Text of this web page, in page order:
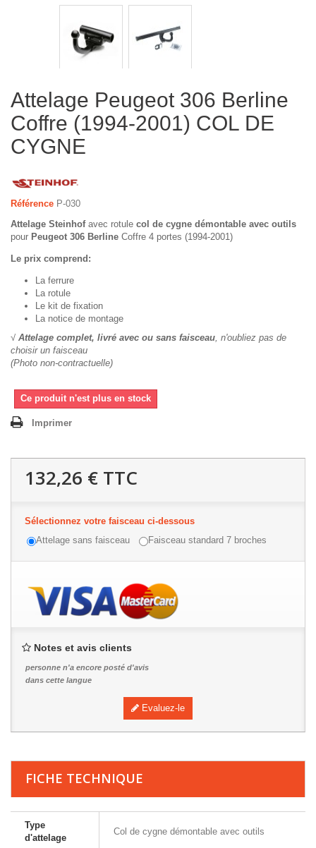
Attelage Peugeot 306 Berline
Coffre (1994-2001) COL DE
CYGNE
Référence P-030
Attelage Steinhofavec rotule col de cygne démontable avec outils
pour Peugeot 306 Berline Coffre 4 portes (1994-2001)
Le prix comprend:
La ferrure
La rotule
Le kit de fixation
La notice de montage
√ Attelage complet, livré avec ou sans faisceau, n'oubliez pas de
choisir un faisceau
(Photo non-contractuelle)
Ce produit n'est plus en stock
Imprimer
132,26 € TTC
Sélectionnez votre faisceau ci-dessous
Attelage sans faisceau
Faisceau standard 7 broches
Notes et avis clients
personne n'a encore posté d'avis
dans cette langue
Evaluez-le
FICHE TECHNIQUE
Type
d'attelage
Col de cygne démontable avec outils